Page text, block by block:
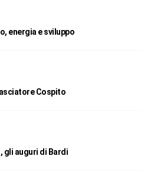
energia e sviluppo
Cospito
gli auguri di Bardi